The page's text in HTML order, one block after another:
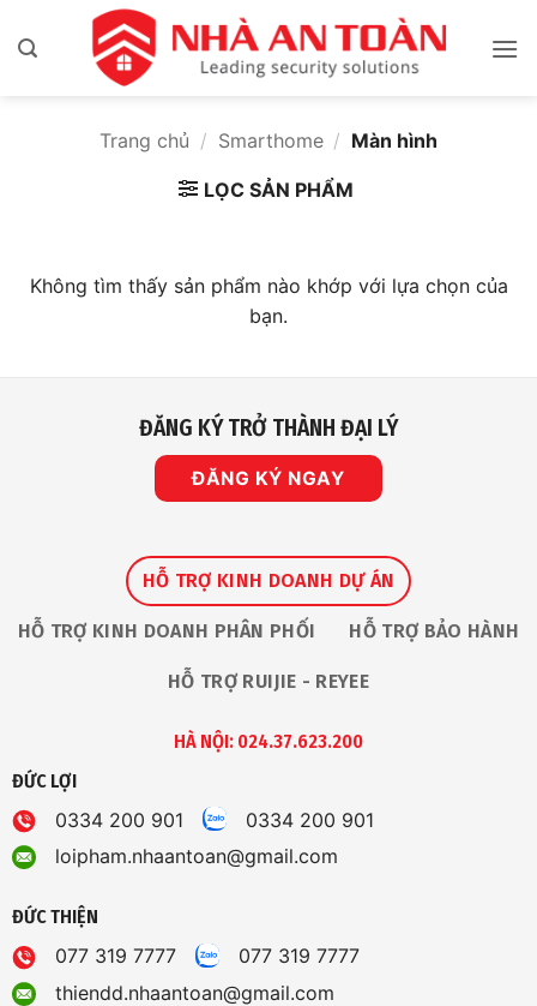
qua
Trang chủ / Smarthome / Màn hình
LỌC SẢN PHẨM
Không tìm thấy sản phẩm nào khớp với lựa chọn của
bạn.
ĐĂNG KÝ TRỞ THÀNH ĐẠI LÝ
ĐĂNG KÝ NGAY
HỖ TRỢ KINH DOANH DỰ ÁN
HỖ TRỢ KINH DOANH PHÂN PHỐI HỖ TRỢ BẢO HÀNH
HỖ TRỢ RUIJIE - REYEE
HÀ NỘI: 024.37.623.200
ĐỨC LỢI
0334 200 901
0334 200 901
loipham.nhaantoan@gmail.com
ĐỨC THIỆN
077 319 7777
077 319 7777
thiendd.nhaantoan@gmail.com